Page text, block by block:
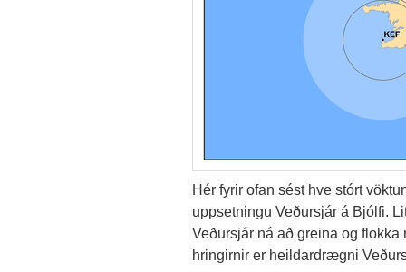
Hér fyrir ofan sést hve stórt
uppsetningu Veðursjár á Bjólfi.
Veðursjár ná að greina og
hringirnir er heildardrægni